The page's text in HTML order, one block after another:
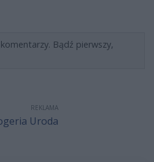
Bądź pierwszy,
REKLAMA